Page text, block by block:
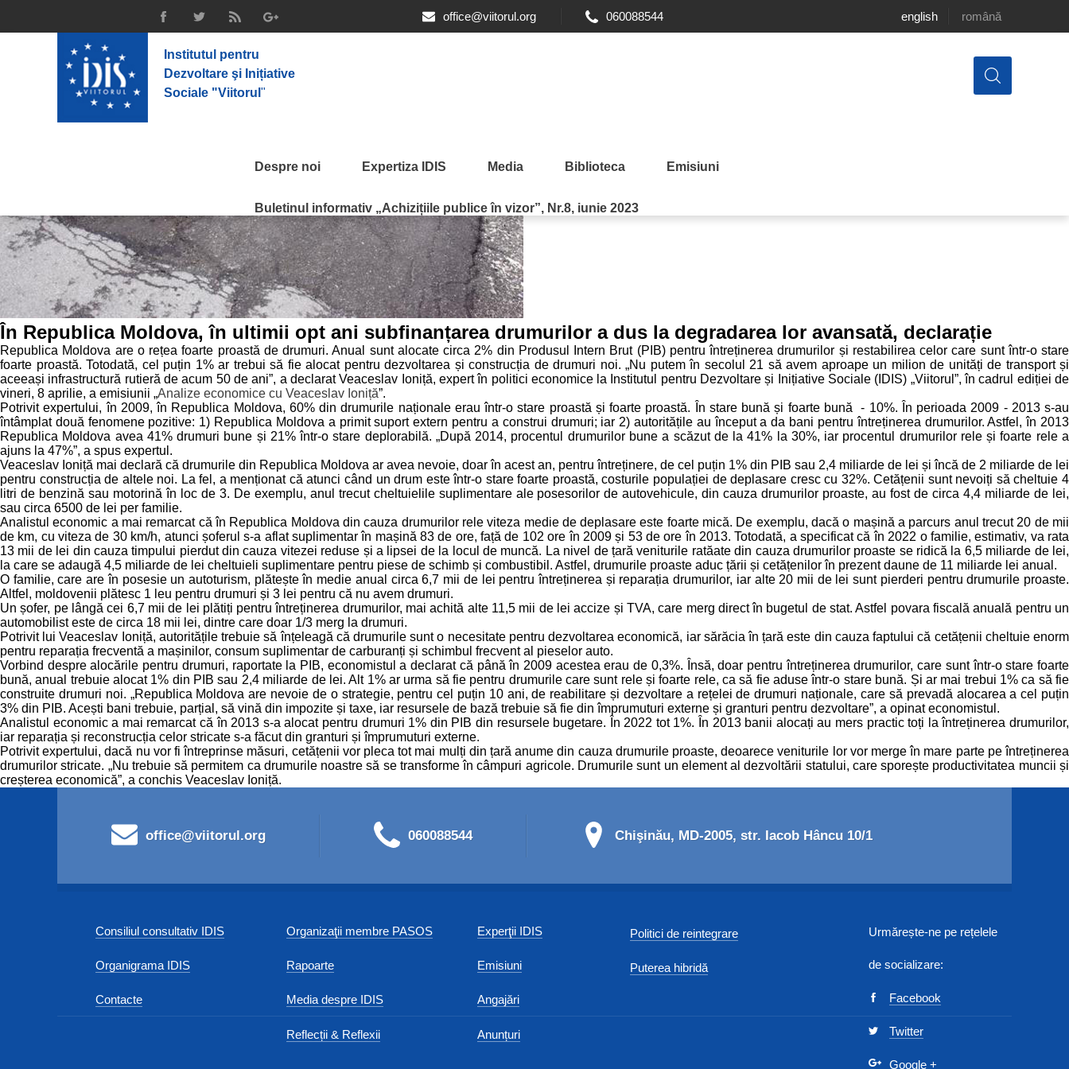
office@viitorul.org 060088544 english română
Institutul pentru
Dezvoltare şi Inițiative
Sociale "Viitorul "
Despre noi Expertiza IDIS Media Biblioteca Emisiuni
Buletinul informativ „Achizițiile publice în vizor”, Nr.8, iunie 2023
În Republica Moldova, în ultimii opt ani subfinanțarea drumurilor a dus la degradarea lor avansată, declarație
Republica Moldova are o rețea foarte proastă de drumuri. Anual sunt alocate circa 2% din Produsul Intern Brut (PIB) pentru întreținerea drumurilor și restabilirea celor care sunt într-o stare
foarte proastă. Totodată, cel puțin 1% ar trebui să fie alocat pentru dezvoltarea și construcția de drumuri noi. „Nu putem în secolul 21 să avem aproape un milion de unități de transport și
aceeași infrastructură rutieră de acum 50 de ani”, a declarat Veaceslav Ioniță, expert în politici economice la Institutul pentru Dezvoltare și Inițiative Sociale (IDIS) „Viitorul”, în cadrul ediției de
vineri, 8 aprilie, a emisiunii „Analize economice cu Veaceslav Ioniță”.
Potrivit expertului, în 2009, în Republica Moldova, 60% din drumurile naționale erau într-o stare proastă și foarte proastă. În stare bună și foarte bună - 10%. În perioada 2009 - 2013 s-au
întâmplat două fenomene pozitive: 1) Republica Moldova a primit suport extern pentru a construi drumuri; iar 2) autoritățile au început a da bani pentru întreținerea drumurilor. Astfel, în 2013
Republica Moldova avea 41% drumuri bune și 21% într-o stare deplorabilă. „După 2014, procentul drumurilor bune a scăzut de la 41% la 30%, iar procentul drumurilor rele și foarte rele a
ajuns la 47%”, a spus expertul.
Veaceslav Ioniță mai declară că drumurile din Republica Moldova ar avea nevoie, doar în acest an, pentru întreținere, de cel puțin 1% din PIB sau 2,4 miliarde de lei și încă de 2 miliarde de lei
pentru construcția de altele noi. La fel, a menționat că atunci când un drum este într-o stare foarte proastă, costurile populației de deplasare cresc cu 32%. Cetățenii sunt nevoiți să cheltuie 4
litri de benzină sau motorină în loc de 3. De exemplu, anul trecut cheltuielile suplimentare ale posesorilor de autovehicule, din cauza drumurilor proaste, au fost de circa 4,4 miliarde de lei,
sau circa 6500 de lei per familie.
Analistul economic a mai remarcat că în Republica Moldova din cauza drumurilor rele viteza medie de deplasare este foarte mică. De exemplu, dacă o mașină a parcurs anul trecut 20 de mii
de km, cu viteza de 30 km/h, atunci șoferul s-a aflat suplimentar în mașină 83 de ore, față de 102 ore în 2009 și 53 de ore în 2013. Totodată, a specificat că în 2022 o familie, estimativ, va rata
13 mii de lei din cauza timpului pierdut din cauza vitezei reduse și a lipsei de la locul de muncă. La nivel de țară veniturile ratăate din cauza drumurilor proaste se ridică la 6,5 miliarde de lei,
la care se adaugă 4,5 miliarde de lei cheltuieli suplimentare pentru piese de schimb și combustibil. Astfel, drumurile proaste aduc țării și cetățenilor în prezent daune de 11 miliarde lei anual.
O familie, care are în posesie un autoturism, plătește în medie anual circa 6,7 mii de lei pentru întreținerea și reparația drumurilor, iar alte 20 mii de lei sunt pierderi pentru drumurile proaste.
Altfel, moldovenii plătesc 1 leu pentru drumuri și 3 lei pentru că nu avem drumuri.
Un șofer, pe lângă cei 6,7 mii de lei plătiți pentru întreținerea drumurilor, mai achită alte 11,5 mii de lei accize și TVA, care merg direct în bugetul de stat. Astfel povara fiscală anuală pentru un
automobilist este de circa 18 mii lei, dintre care doar 1/3 merg la drumuri.
Potrivit lui Veaceslav Ioniță, autoritățile trebuie să înțeleagă că drumurile sunt o necesitate pentru dezvoltarea economică, iar sărăcia în țară este din cauza faptului că cetățenii cheltuie enorm
pentru reparația frecventă a mașinilor, consum suplimentar de carburanți și schimbul frecvent al pieselor auto.
Vorbind despre alocările pentru drumuri, raportate la PIB, economistul a declarat că până în 2009 acestea erau de 0,3%. Însă, doar pentru întreținerea drumurilor, care sunt într-o stare foarte
bună, anual trebuie alocat 1% din PIB sau 2,4 miliarde de lei. Alt 1% ar urma să fie pentru drumurile care sunt rele și foarte rele, ca să fie aduse într-o stare bună. Și ar mai trebui 1% ca să fie
construite drumuri noi. „Republica Moldova are nevoie de o strategie, pentru cel puțin 10 ani, de reabilitare și dezvoltare a rețelei de drumuri naționale, care să prevadă alocarea a cel puțin
3% din PIB. Acești bani trebuie, parțial, să vină din impozite și taxe, iar resursele de bază trebuie să fie din împrumuturi externe și granturi pentru dezvoltare”, a opinat economistul.
Analistul economic a mai remarcat că în 2013 s-a alocat pentru drumuri 1% din PIB din resursele bugetare. În 2022 tot 1%. În 2013 banii alocați au mers practic toți la întreținerea drumurilor,
iar reparația și reconstrucția celor stricate s-a făcut din granturi și împrumuturi externe.
Potrivit expertului, dacă nu vor fi întreprinse măsuri, cetățenii vor pleca tot mai mulți din țară anume din cauza drumurile proaste, deoarece veniturile lor vor merge în mare parte pe întreținerea
drumurilor stricate. „Nu trebuie să permitem ca drumurile noastre să se transforme în câmpuri agricole. Drumurile sunt un element al dezvoltării statului, care sporește productivitatea muncii și
creșterea economică”, a conchis Veaceslav Ioniță.
office@viitorul.org 060088544 Chişinău, MD-2005, str. Iacob Hâncu 10/1
Consiliul consultativ IDIS
Organigrama IDIS
Contacte
Organizaţii membre PASOS
Rapoarte
Media despre IDIS
Reflecții & Reflexii
Experţii IDIS
Emisiuni
Angajări
Anunțuri
Politici de reintegrare
Puterea hibridă
Urmărește-ne pe rețelele
de socializare:
Facebook
Twitter
Google +